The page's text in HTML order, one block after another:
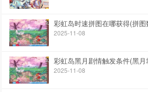
彩虹岛时速拼图在哪获得(拼图
2025-11-08
彩虹岛黑月剧情触发条件(黑
2025-11-08